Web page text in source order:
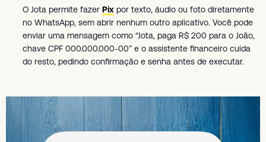
O Jota permite fazer Pix por texto, áudio ou foto diretamente
no WhatsApp, sem abrir nenhum outro aplicativo. Você pode
enviar uma mensagem como “Jota, paga R$ 200 para o João,
chave CPF 000.000.000-00” e o assistente financeiro cuida
do resto, pedindo confirmação e senha antes de executar.